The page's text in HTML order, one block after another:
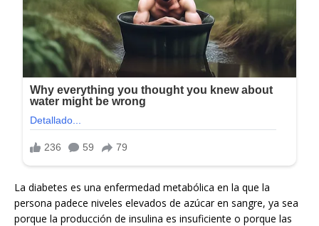
La diabetes es una enfermedad metabólica en la que la
persona padece niveles elevados de azúcar en sangre, ya sea
porque la producción de insulina es insuficiente o porque las